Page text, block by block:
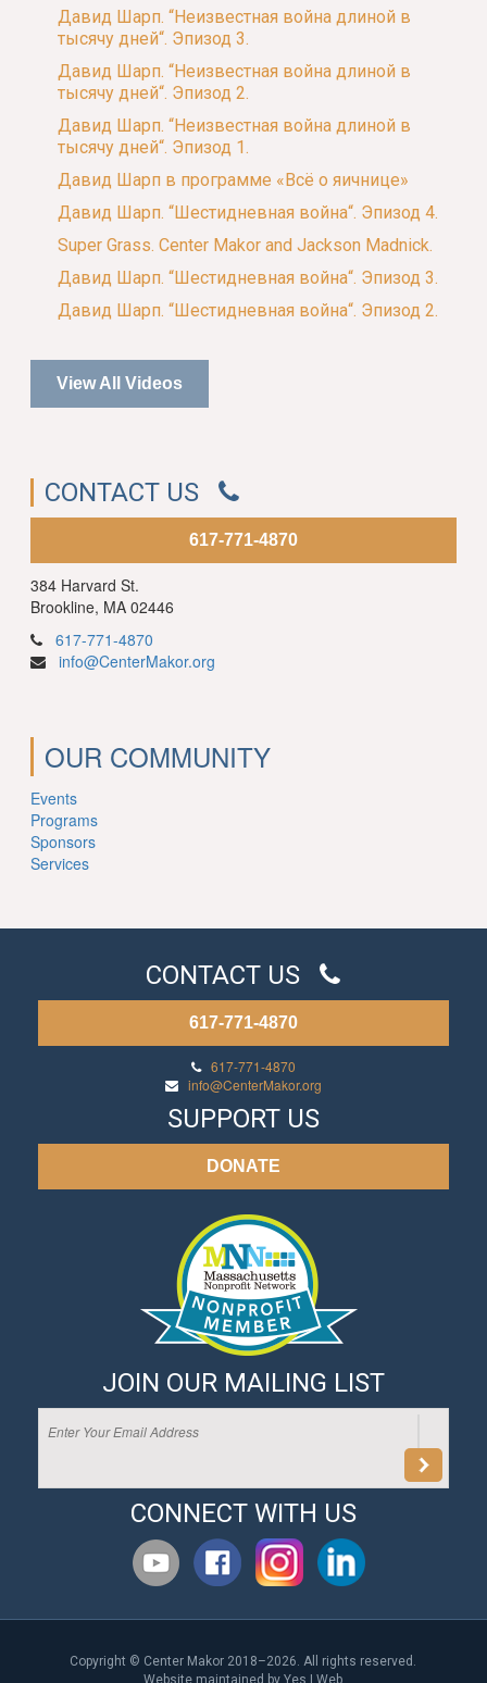
Давид Шарп. “Неизвестная война длиной в
тысячу дней“. Эпизод 3.
Давид Шарп. “Неизвестная война длиной в
тысячу дней“. Эпизод 2.
Давид Шарп. “Неизвестная война длиной в
тысячу дней“. Эпизод 1.
Давид Шарп в программе «Всё о яичнице»
Давид Шарп. “Шестидневная война“. Эпизод 4.
Super Grass. Center Makor and Jackson Madnick.
Давид Шарп. “Шестидневная война“. Эпизод 3.
Давид Шарп. “Шестидневная война“. Эпизод 2.
View All Videos
CONTACT US
617-771-4870
384 Harvard St.
Brookline, MA 02446
617-771-4870
info@CenterMakor.org
OUR COMMUNITY
Events
Programs
Sponsors
Services
CONTACT US
617-771-4870
617-771-4870
info@CenterMakor.org
SUPPORT US
DONATE
JOIN OUR MAILING LIST
CONNECT WITH US
Copyright © Center Makor 2018–2026. All rights reserved.